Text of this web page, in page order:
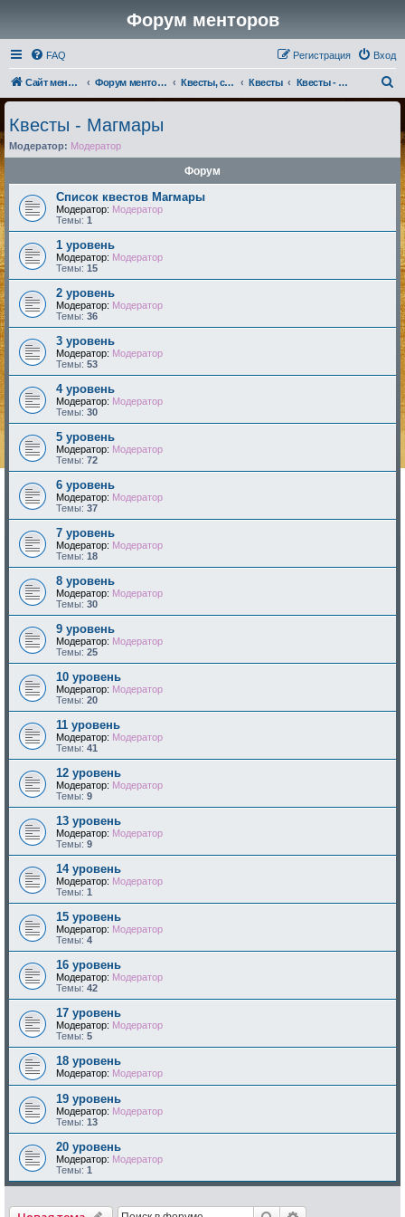
Форум менторов
FAQ Вход
Регистрация
Сайт менторов Форум менторов Квесты, события, репутации Квесты Квесты - Магмары
о
Квесты - Магмары
Модератор: Модератор
Форум
Список квестов Магмары
Модератор: Модератор
Темы: 1
1 уровень
Модератор: Модератор
Темы: 15
2 уровень
Модератор: Модератор
Темы: 36
3 уровень
Модератор: Модератор
Темы: 53
4 уровень
Модератор: Модератор
Темы: 30
5 уровень
Модератор: Модератор
Темы: 72
6 уровень
Модератор: Модератор
Темы: 37
7 уровень
Модератор: Модератор
Темы: 18
8 уровень
Модератор: Модератор
Темы: 30
9 уровень
Модератор: Модератор
Темы: 25
10 уровень
Модератор: Модератор
Темы: 20
11 уровень
Модератор: Модератор
Темы: 41
12 уровень
Модератор: Модератор
Темы: 9
13 уровень
Модератор: Модератор
Темы: 9
14 уровень
Модератор: Модератор
Темы: 1
15 уровень
Модератор: Модератор
Темы: 4
16 уровень
Модератор: Модератор
Темы: 42
17 уровень
Модератор: Модератор
Темы: 5
18 уровень
Модератор: Модератор
19 уровень
Модератор: Модератор
Темы: 13
20 уровень
Модератор: Модератор
Темы: 1